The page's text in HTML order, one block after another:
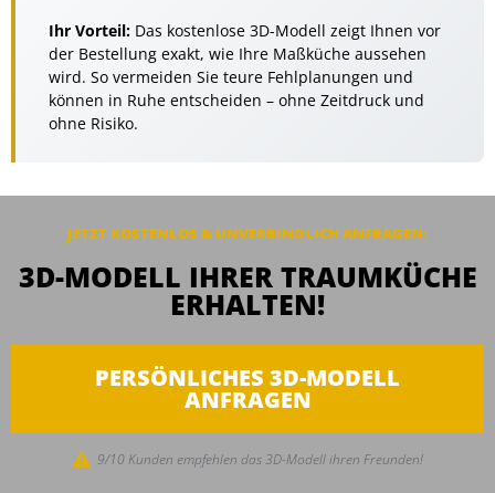
Ihr Vorteil: Das kostenlose 3D-Modell zeigt Ihnen vor
der Bestellung exakt, wie Ihre Maßküche aussehen
wird. So vermeiden Sie teure Fehlplanungen und
können in Ruhe entscheiden – ohne Zeitdruck und
ohne Risiko.
JETZT KOSTENLOS & UNVERBINDLICH ANFRAGEN:
3D-MODELL IHRER TRAUMKÜCHE
ERHALTEN!
PERSÖNLICHES 3D-MODELL
ANFRAGEN
9/10 Kunden empfehlen das 3D-Modell ihren Freunden!